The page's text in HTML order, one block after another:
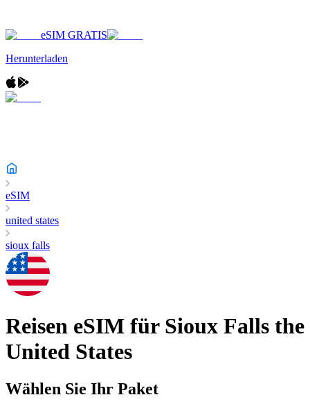
eSIM GRATIS
Herunterladen
eSIM
united states
sioux falls
Reisen eSIM für Sioux Falls the
United States
Wählen Sie Ihr Paket